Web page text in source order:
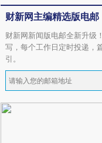
财新网主编精选版电邮
财新网新闻版电邮全新升级
写，每个工作日定时投递，
引。